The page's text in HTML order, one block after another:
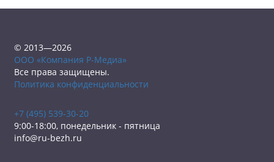
© 2013—2026
ООО «Компания Р-Медиа»
Все права защищены.
Политика конфиденциальности
+7 (495) 539-30-20
9:00-18:00, понедельник - пятница
info@ru-bezh.ru